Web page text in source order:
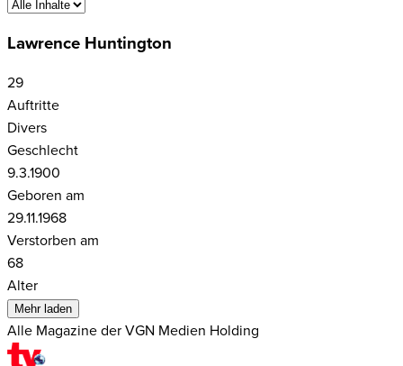
Lawrence Huntington
29
Auftritte
Divers
Geschlecht
9.3.1900
Geboren am
29.11.1968
Verstorben am
68
Alter
Mehr laden
Alle Magazine der VGN Medien Holding